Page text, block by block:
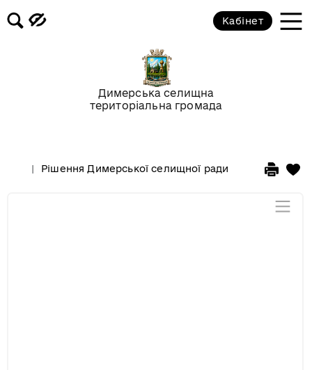
Димерська селищна
територіальна громада
Кабінет
Рішення Димерської селищної ради
Розпорядження голови
Регуляторні акти
Проекти рішень Димерської
Димерської селищної ради